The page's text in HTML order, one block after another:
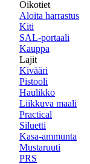
Oikotiet
Aloita harrastus
Kiti
SAL-portaali
Kauppa
Lajit
Kivääri
Pistooli
Haulikko
Liikkuva maali
Practical
Siluetti
Kasa-ammunta
Mustaruuti
PRS